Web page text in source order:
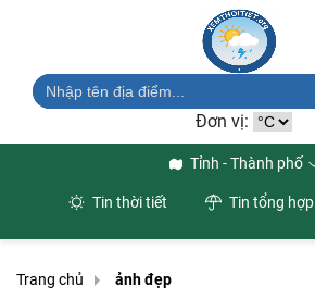
Đơn vị:
Tỉnh - Thành phố
Tin thời tiết Tin tổng hợp
Trang chủ ảnh đẹp